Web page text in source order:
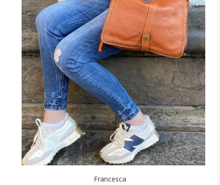
NOIRMARINECAMEL
F
TAUPE
FONCÉ
JAUNE
+1
J'ajoute à mon panier !
Francesca